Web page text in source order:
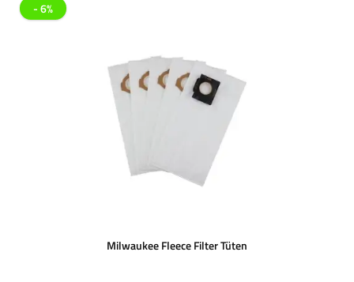
- 6%
Milwaukee Fleece Filter Tüten